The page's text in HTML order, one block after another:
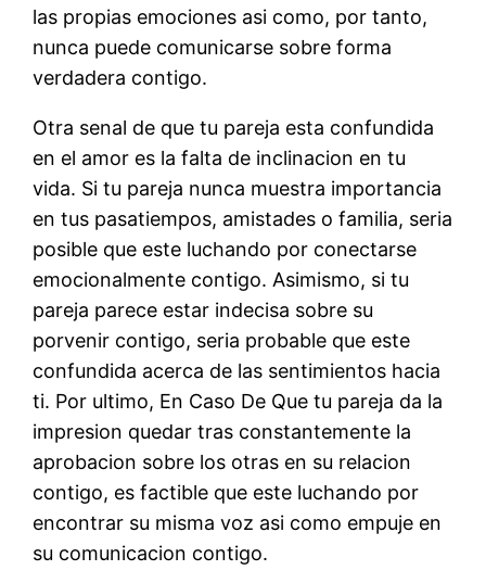
las propias emociones asi­ como, por tanto,
nunca puede comunicarse sobre forma
verdadera contigo.
Otra senal de que tu pareja esta confundida
en el amor es la falta de inclinacion en tu
vida. Si tu pareja nunca muestra importancia
en tus pasatiempos, amistades o familia, seri­a
posible que este luchando por conectarse
emocionalmente contigo. Asimismo, si tu
pareja parece estar indecisa sobre su
porvenir contigo, seri­a probable que este
confundida acerca de las sentimientos hacia
ti. Por ultimo, En Caso De Que tu pareja da la
impresion quedar tras constantemente la
aprobacion sobre los otras en su relacion
contigo, es factible que este luchando por
encontrar su misma voz asi­ como empuje en
su comunicacion contigo.